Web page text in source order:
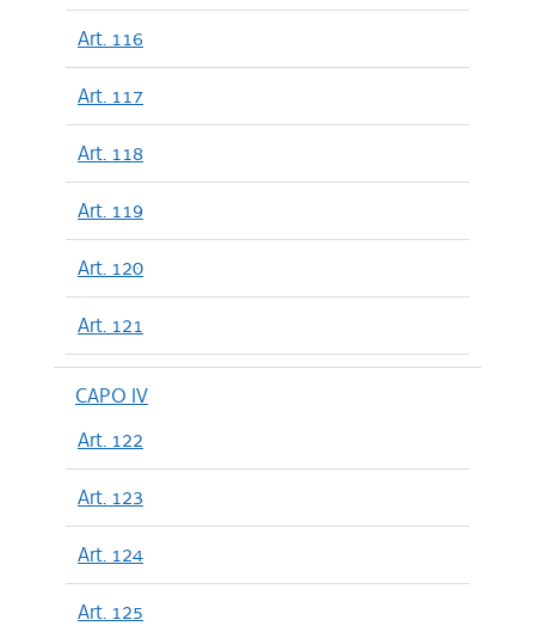
Art. 116
Art. 117
Art. 118
Art. 119
Art. 120
Art. 121
CAPO IV
Art. 122
Art. 123
Art. 124
Art. 125